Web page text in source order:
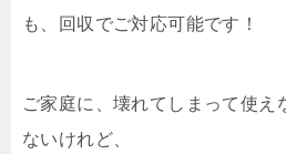
も、回収でご対応可能です！
ご家庭に、壊れてしまって使え
ないけれど、